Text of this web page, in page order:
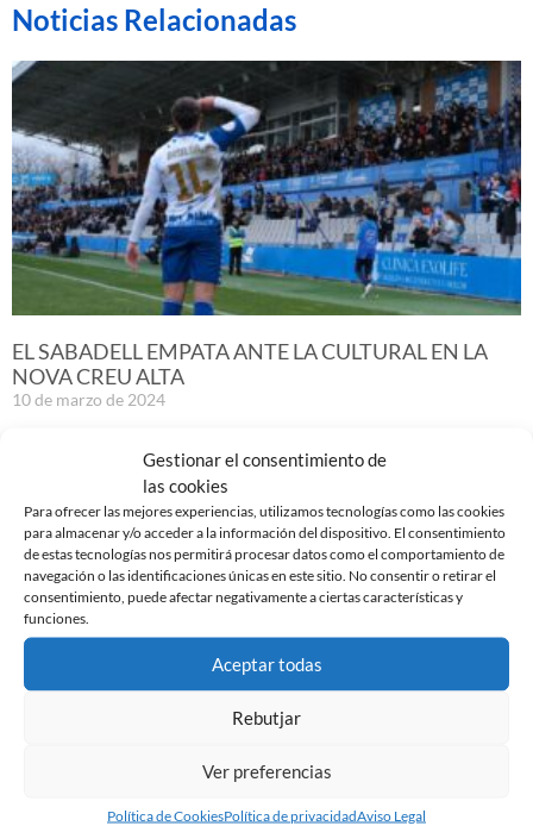
Gestionar el consentimiento de
las cookies
Para ofrecer las mejores experiencias, utilizamos tecnologías como las cookies
para almacenar y/o acceder a la información del dispositivo. El consentimiento
de estas tecnologías nos permitirá procesar datos como el comportamiento de
navegación o las identificaciones únicas en este sitio. No consentir o retirar el
consentimiento, puede afectar negativamente a ciertas características y
funciones.
Aceptar todas
Rebutjar
Ver preferencias
Política de CookiesPolítica de privacidadAviso Legal
Noticias Relacionadas
EL SABADELL EMPATA ANTE LA CULTURAL EN LA
NOVA CREU ALTA
10 de marzo de 2024
PREVIA | CE SABADELL – CULTURAL LEONESA
9 de marzo de 2024